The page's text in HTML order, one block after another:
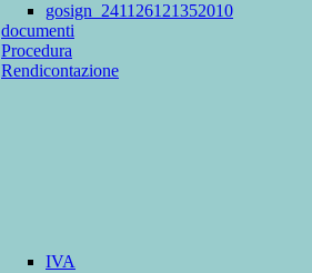
gosign_241126121352010
documenti
Procedura
Rendicontazione
IVA